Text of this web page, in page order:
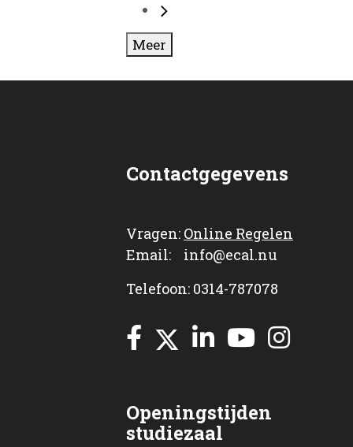
Meer
Contactgegevens
Vragen: Online Regelen
Email: info@ecal.nu
Telefoon: 0314-787078
Openingstijden
studiezaal